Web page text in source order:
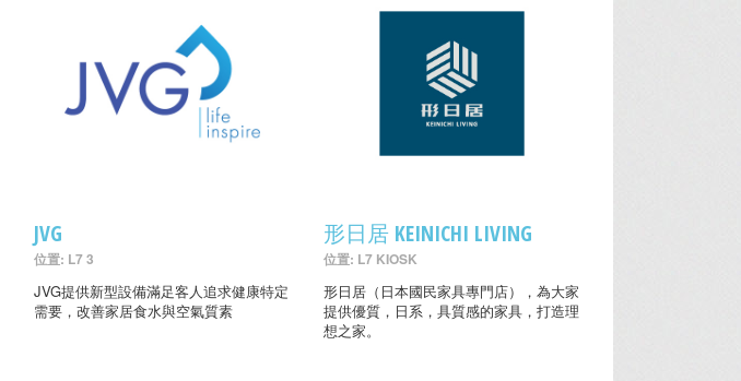
JVG
位置: L7 3
JVG提供新型設備滿足客人追求健康特定
需要，改善家居食水與空氣質素
形日居 KEINICHI LIVING
位置: L7 KIOSK
形日居（日本國民家具專門店），為大家
提供優質，日系，具質感的家具，打造理
想之家。